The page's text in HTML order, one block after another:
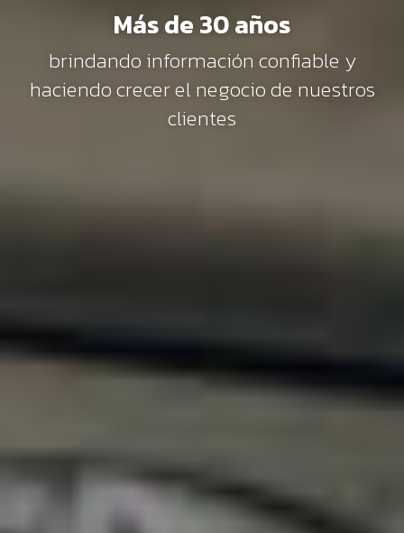
Más de 30 años
brindando información confiable y
haciendo crecer el negocio de nuestros
clientes